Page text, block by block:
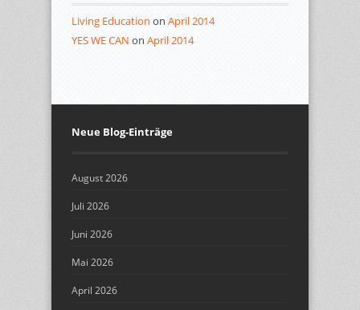
Living Education on April 2014
YES WE CAN on April 2014
Neue Blog-Einträge
August 2026
Juli 2026
Juni 2026
Mai 2026
April 2026